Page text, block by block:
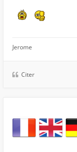
Jerome
Citer